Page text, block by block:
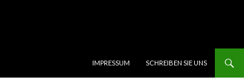
IMPRESSUM
SCHREIBEN SIE UNS